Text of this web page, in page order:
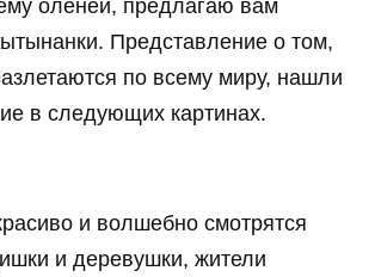
оленей, предлагаю вам
Представление о том,
по всему миру, нашли
в следующих картинах.
и волшебно смотрятся
и деревушки, жители